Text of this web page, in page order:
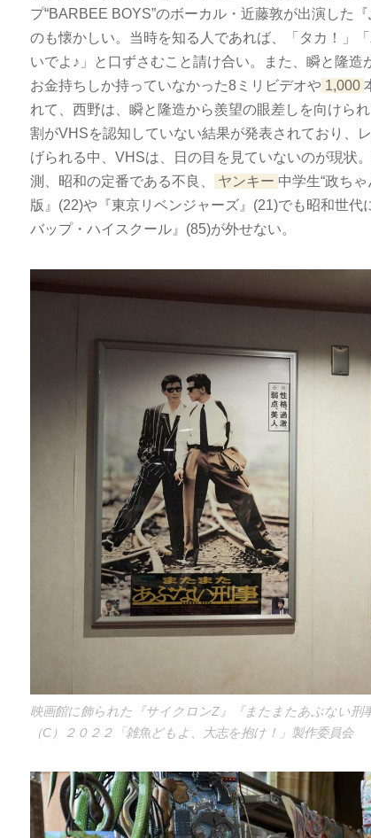
プ“BARBEE BOYS”のボーカル・近藤敦が出演した
のも懐かしい。当時を知る人であれば、「タカ！」
いでよ♪」と口ずさむこと請け合い。また、瞬と隆造
お金持ちしか持っていなかった8ミリビデオや 1,000
れて、西野は、瞬と隆造から羨望の眼差しを向けら
割がVHSを認知していない結果が発表されており、
げられる中、VHSは、日の目を見ていないのが現状
測、昭和の定番である不良、
ヤンキー 中学生“政ち
版』(22)や『東京リベンジャーズ』(21)でも昭和世代
バップ・ハイスクール』(85)が外せない。
映画館に飾られた『サイクロンZ』『またまたあぶない刑
（C）２０２２「雑魚どもよ、大志を抱け！」製作委員会